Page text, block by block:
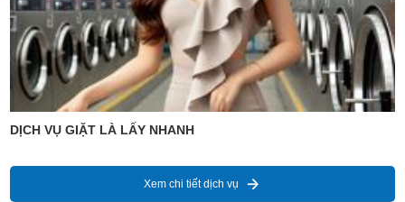
DỊCH VỤ GIẶT LÀ LẤY NHANH
Xem chi tiết dịch vụ